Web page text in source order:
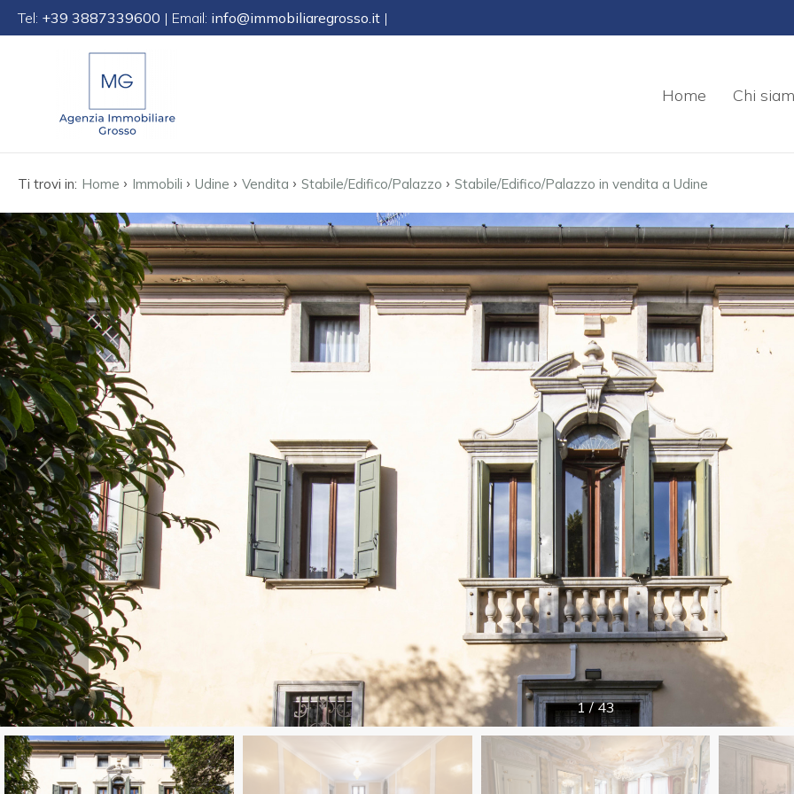
Tel: +39 3887339600 | Email: info@immobiliaregrosso.it |
Home Chi
Ti trovi in: Home › Immobili › Udine › Vendita › Stabile/Edifico/Palazzo › Stabile/Edifico/Palazzo in vendita a Udine
1 / 43
HOME
CHI
SIAMO
IMMOBILI
SERVIZI
CONTATTI
Codice
Contratto
Qualsiasi
Vendita
Affitto
Scegli
dove
cercare
Provincia
Comune
Tipologia
-
multiscelta
Qualsiasi
Residenziali